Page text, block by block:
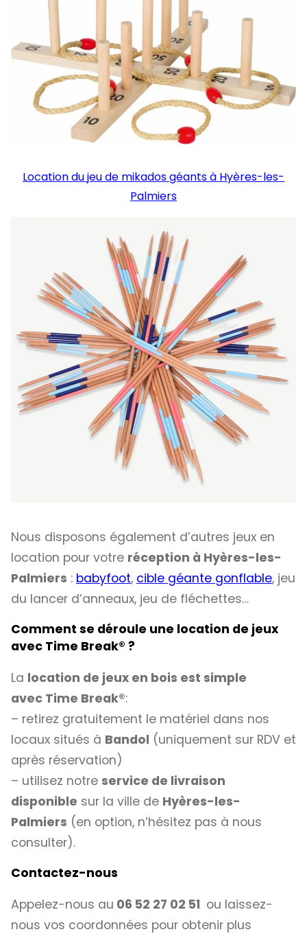
Location du jeu de mikados géants à Hyères-les-
Palmiers
Nous disposons également d’autres jeux en
location pour votre réception à Hyères-les-
Palmiers : babyfoot, cible géante gonflable, jeu
du lancer d’anneaux, jeu de fléchettes…
Comment se déroule une location de jeux
avec Time Break® ?
La location de jeux en bois est simple
avec Time Break®:
– retirez gratuitement le matériel dans nos
locaux situés à Bandol (uniquement sur RDV et
après réservation)
– utilisez notre service de livraison
disponible sur la ville de Hyères-les-
Palmiers (en option, n’hésitez pas à nous
consulter).
Contactez-nous
Appelez-nous au 06 52 27 02 51 ou laissez-
nous vos coordonnées pour obtenir plus